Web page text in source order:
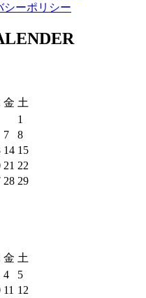
シーポリシー
金 土
1
7
8
14 15
21 22
28 29
金 土
4
5
11 12